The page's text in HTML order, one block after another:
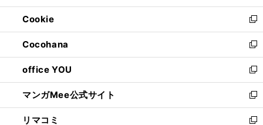
開
く
ウ
で
開
く
ン
ド
ウ
で
開
く
ウ
ィ
ン
ド
ウ
で
開
く
Cookie
新
し
い
ウ
ィ
ン
ド
ウ
で
Cocohana
新
し
い
ウ
ィ
ン
ド
office YOU
新
し
い
ウ
ィ
マンガMee公式サイト
新
し
い
リマコミ 新